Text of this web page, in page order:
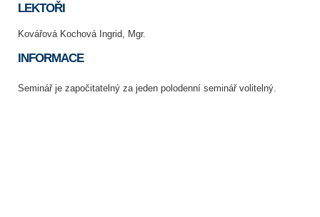
LEKTOŘI
Kovářová Kochová Ingrid, Mgr.
INFORMACE
Seminář je započitatelný za jeden polodenní seminář volitelný.